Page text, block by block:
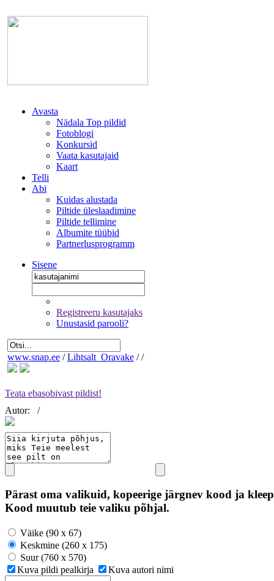
Avasta
Nädala Top pildid
Fotoblogi
Konkursid
Vaata kasutajaid
Kaart
Telli
Abi
Kuidas alustada
Piltide üleslaadimine
Piltide tellimine
Albumite tüübid
Partnerlusprogramm
Sisene
Registreeru kasutajaks
Unustasid parooli?
www.snap.ee / Lihtsalt_Oravake / /
Teata ebasobivast pildist!
Autor:
/
Pärast oma valikuid, kopeerige järgnev kood ja
Kood muutub teie valiku põhjal.
Väike (90 x 67)
Keskmine (260 x 175)
Suur (760 x 570)
Kuva pildi pealkirja
Kuva autori nimi